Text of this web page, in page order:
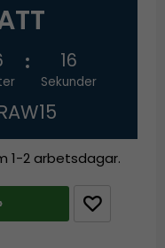
16
Sekunder
1-2 arbetsdagar.